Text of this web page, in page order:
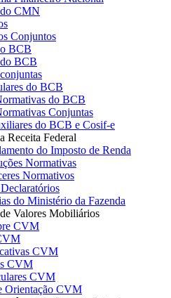
CMN
Conjuntos
BCB
BCB
do BCB
do BCB
Conjuntas
do BCB e Cosif-e
Receita Federal
do Imposto de Renda
Normativas
Normativos
do Ministério da Fazenda
Valores Mobiliários
CVM
CVM
CVM
CVM
Orientação CVM